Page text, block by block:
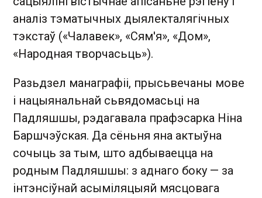
аналіз тэматычных дыялекталягічных
тэкстаў («Чалавек», «Сям'я», «Дом»,
«Народная творчасьць»).
Разьдзел манаграфіі, прысьвечаны мове
і нацыянальнай сьвядомасьці на
Падляшшы, рэдагавала прафэсарка Ніна
Баршчэўская. Да сёньня яна актыўна
сочыць за тым, што адбываецца на
родным Падляшшы: з аднаго боку — за
інтэнсіўнай асыміляцыяй мясцовага